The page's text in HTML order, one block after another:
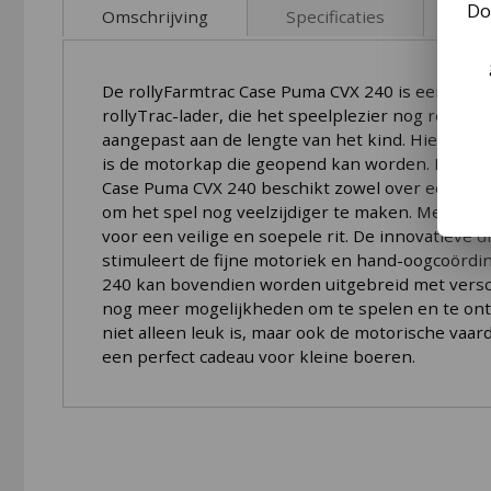
images
gallery
Omschrijving
De rollyFarmtrac Case Puma CVX 240 is een
rollyTrac-lader, die het speelplezier nog
aangepast aan de lengte van het kind.
is de motorkap die geopend kan worden.
Case Puma CVX 240 beschikt zowel over een
om het spel nog veelzijdiger te maken. Met de
voor een veilige en soepele rit. De innovatieve
stimuleert de fijne motoriek en hand-
240 kan bovendien worden uitgebreid met
nog meer mogelijkheden om te spelen en te
niet alleen leuk is, maar ook de motorische
een perfect cadeau voor kleine boeren.
Specificaties